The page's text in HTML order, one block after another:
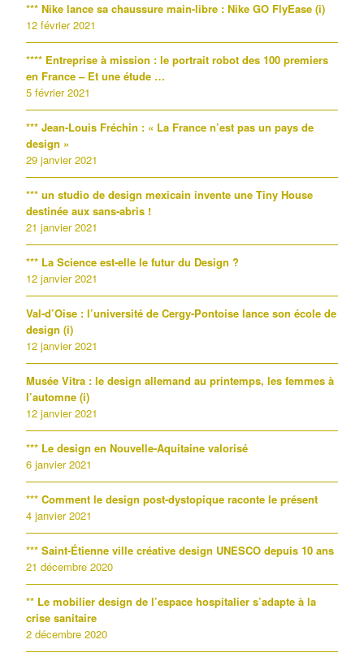
*** Nike lance sa chaussure main-libre : Nike GO FlyEase (i)
12 février 2021
**** Entreprise à mission : le portrait robot des 100 premiers
en France – Et une étude …
5 février 2021
*** Jean-Louis Fréchin : « La France n’est pas un pays de
design »
29 janvier 2021
*** un studio de design mexicain invente une Tiny House
destinée aux sans-abris !
21 janvier 2021
*** La Science est-elle le futur du Design ?
12 janvier 2021
Val-d’Oise : l’université de Cergy-Pontoise lance son école de
design (i)
12 janvier 2021
Musée Vitra : le design allemand au printemps, les femmes à
l’automne (i)
12 janvier 2021
*** Le design en Nouvelle-Aquitaine valorisé
6 janvier 2021
*** Comment le design post-dystopique raconte le présent
4 janvier 2021
*** Saint-Étienne ville créative design UNESCO depuis 10 ans
21 décembre 2020
** Le mobilier design de l’espace hospitalier s’adapte à la
crise sanitaire
2 décembre 2020